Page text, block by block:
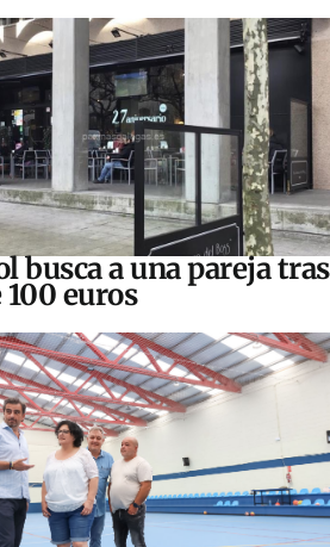
busca a una pareja
100 euros